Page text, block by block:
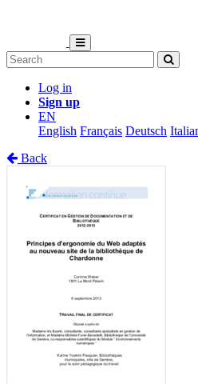
Log in
Sign up
EN
English Français Deutsch
Back